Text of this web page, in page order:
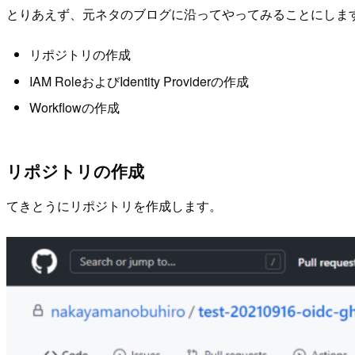
とりあえず、元ネタのブログに沿ってやってみることにしま
リポジトリの作成
IAM RoleおよびIdentity Providerの作成
Workflowの作成
リポジトリの作成
てきとうにリポジトリを作成します。